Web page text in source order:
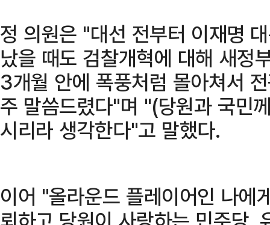
정 의원은 "대선 전부터 이재명
났을 때도 검찰개혁에 대해 새정
3개월 안에 폭풍처럼 몰아쳐서
주 말씀드렸다"며 "(당원과 국민
시리라 생각한다"고 말했다.
이어 "올라운드 플레이어인 나에